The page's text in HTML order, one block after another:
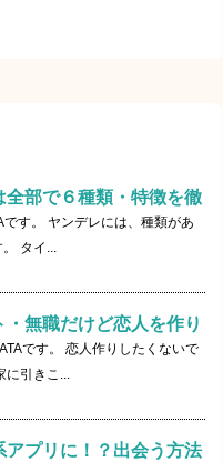
全部で６種類・特徴を徹
です。 ヤンデレには、種類があ
タイ...
・無職だけど恋人を作り
です。 恋人作りしたくないで
引きこ...
アプリに！？出会う方法